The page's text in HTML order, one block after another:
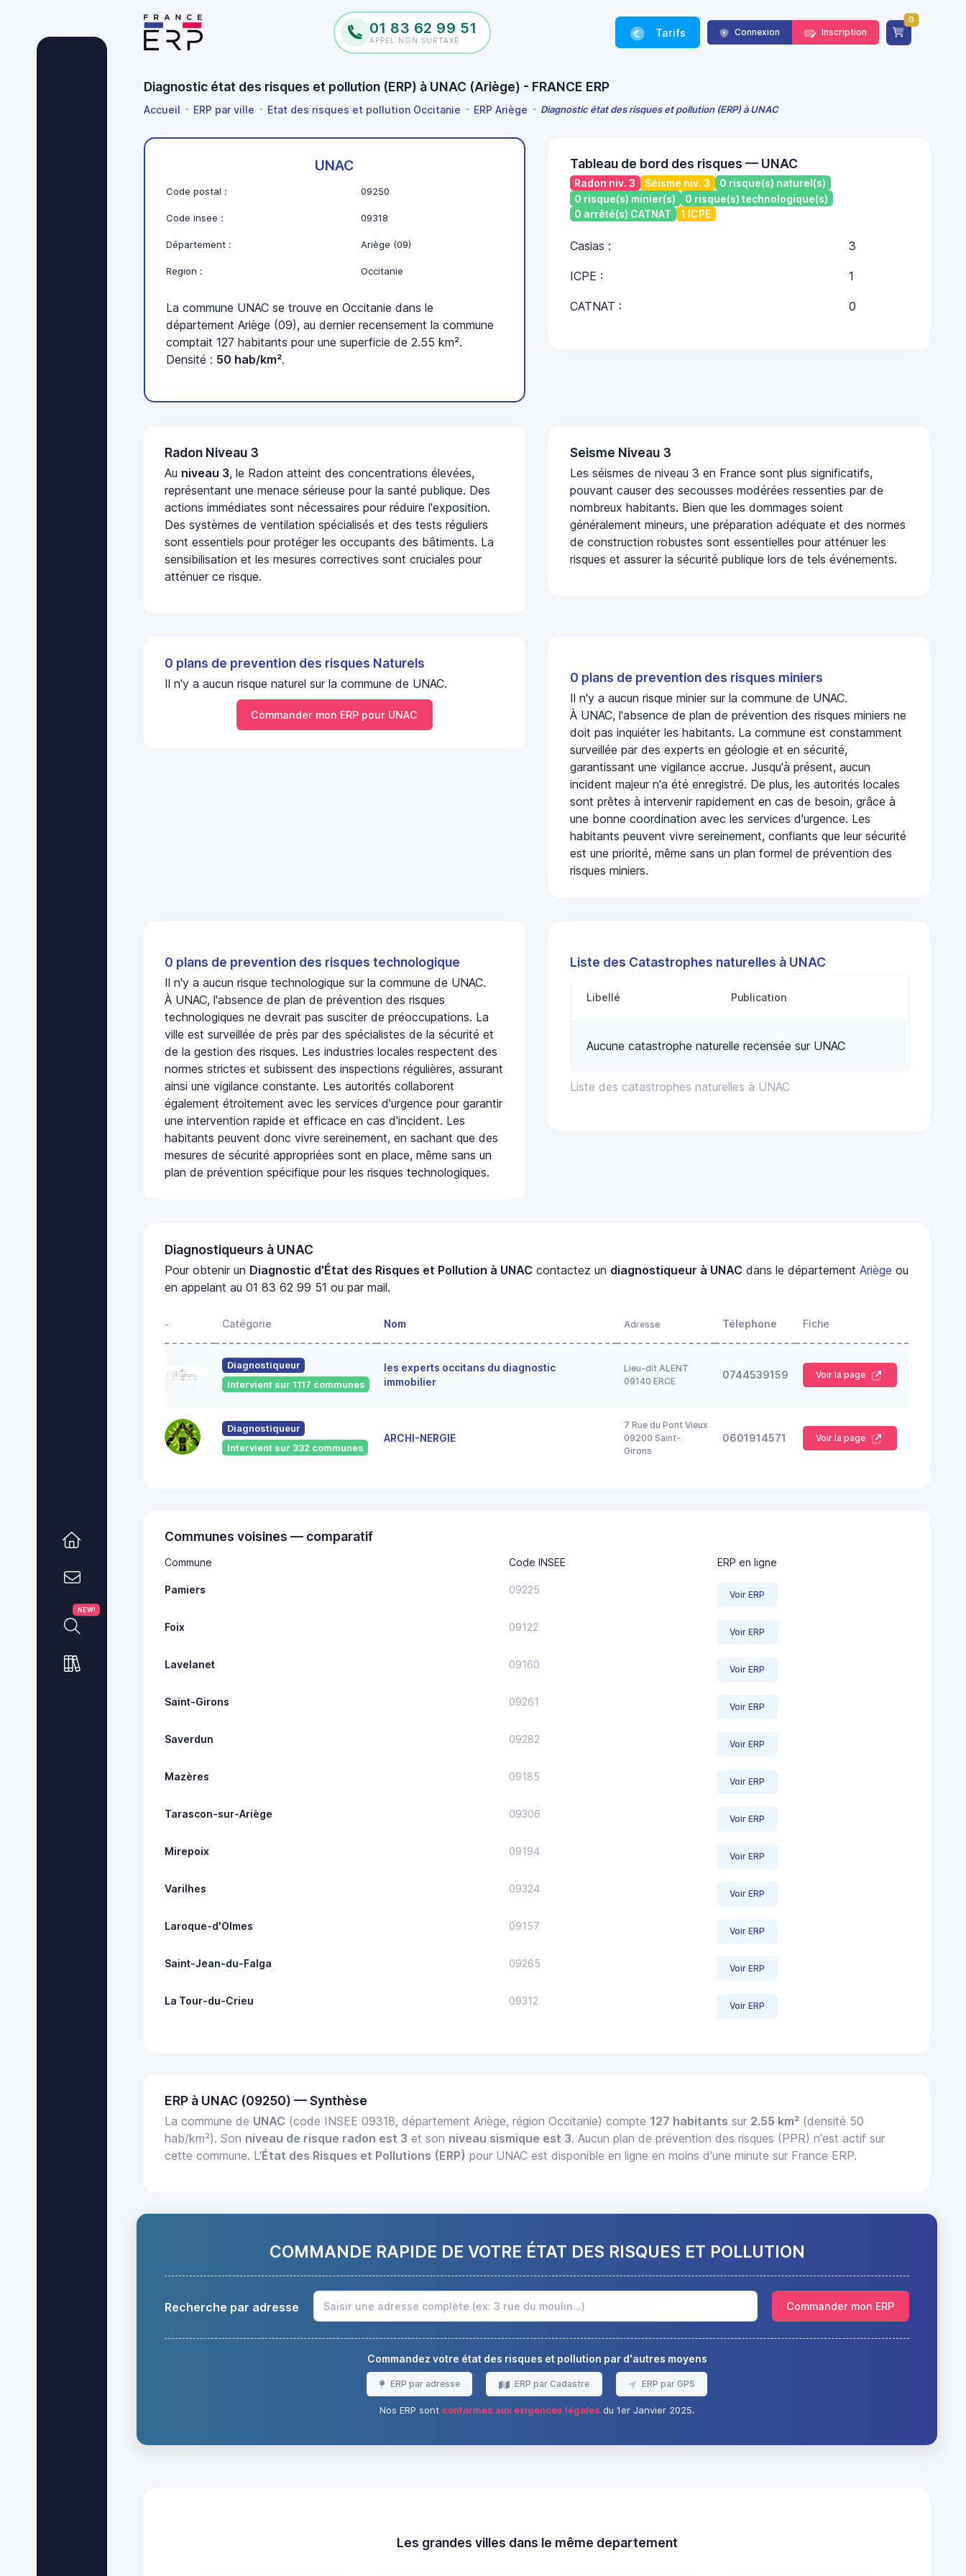
01 83 62 99 51
APPEL NON SURTAXÉ
Tarifs Connexion Inscription
0
Diagnostic état des risques et pollution (ERP) à UNAC (Ariège) - FRANCE ERP
Accueil ERP par ville Etat des risques et pollution Occitanie ERP Ariège Diagnostic état des risques et pollution (ERP) à UNAC
NEW!
UNAC
Code postal : 09250
Code insee : 09318
Département : Ariège (09)
Region : Occitanie
La commune UNAC se trouve en Occitanie dans le
département Ariège (09), au dernier recensement la commune
comptait 127 habitants pour une superficie de 2.55 km².
Densité : 50 hab/km².
Tableau de bord des risques — UNAC
Radon niv. 3 Séisme niv. 3
0 risque(s) naturel(s)
0 risque(s) minier(s)
0 risque(s) technologique(s)
0 arrêté(s) CATNAT
1 ICPE
Casias : 3
ICPE : 1
CATNAT : 0
Radon Niveau 3
Au niveau 3, le Radon atteint des concentrations élevées,
représentant une menace sérieuse pour la santé publique. Des
actions immédiates sont nécessaires pour réduire l'exposition.
Des systèmes de ventilation spécialisés et des tests réguliers
sont essentiels pour protéger les occupants des bâtiments. La
sensibilisation et les mesures correctives sont cruciales pour
atténuer ce risque.
Seisme Niveau 3
Les séismes de niveau 3 en France sont plus significatifs,
pouvant causer des secousses modérées ressenties par de
nombreux habitants. Bien que les dommages soient
généralement mineurs, une préparation adéquate et des normes
de construction robustes sont essentielles pour atténuer les
risques et assurer la sécurité publique lors de tels événements.
0 plans de prevention des risques Naturels
Il n'y a aucun risque naturel sur la commune de UNAC.
Commander mon ERP pour UNAC
0 plans de prevention des risques miniers
Il n'y a aucun risque minier sur la commune de UNAC.
À UNAC, l'absence de plan de prévention des risques miniers ne
doit pas inquiéter les habitants. La commune est constamment
surveillée par des experts en géologie et en sécurité,
garantissant une vigilance accrue. Jusqu'à présent, aucun
incident majeur n'a été enregistré. De plus, les autorités locales
sont prêtes à intervenir rapidement en cas de besoin, grâce à
une bonne coordination avec les services d'urgence. Les
habitants peuvent vivre sereinement, confiants que leur sécurité
est une priorité, même sans un plan formel de prévention des
risques miniers.
0 plans de prevention des risques technologique
Il n'y a aucun risque technologique sur la commune de UNAC.
À UNAC, l'absence de plan de prévention des risques
technologiques ne devrait pas susciter de préoccupations. La
ville est surveillée de près par des spécialistes de la sécurité et
de la gestion des risques. Les industries locales respectent des
normes strictes et subissent des inspections régulières, assurant
ainsi une vigilance constante. Les autorités collaborent
également étroitement avec les services d'urgence pour garantir
une intervention rapide et efficace en cas d'incident. Les
habitants peuvent donc vivre sereinement, en sachant que des
mesures de sécurité appropriées sont en place, même sans un
plan de prévention spécifique pour les risques technologiques.
Liste des Catastrophes naturelles à UNAC
Liste des catastrophes naturelles à UNAC
Libellé Publication
Aucune catastrophe naturelle recensée sur UNAC
Diagnostiqueurs à UNAC
Pour obtenir un Diagnostic d'État des Risques et Pollution à UNAC contactez un diagnostiqueur à UNAC dans le départementAriège ou
en appelant au 01 83 62 99 51 ou par mail.
- Catégorie Nom Adresse Télephone Fiche
Diagnostiqueur
Intervient sur 1117 communes
les experts occitans du diagnostic
immobilier
Lieu-dit ALENT
09140 ERCE
0744539159 Voir la page
Diagnostiqueur
Intervient sur 332 communes
ARCHI-NERGIE
7 Rue du Pont Vieux
09200 Saint-
Girons
0601914571 Voir la page
Communes voisines — comparatif
Commune Code INSEE ERP en ligne
Pamiers 09225 Voir ERP
Foix 09122 Voir ERP
Lavelanet 09160 Voir ERP
Saint-Girons 09261 Voir ERP
Saverdun 09282 Voir ERP
Mazères 09185 Voir ERP
Tarascon-sur-Ariège 09306 Voir ERP
Mirepoix 09194 Voir ERP
Varilhes 09324 Voir ERP
Laroque-d'Olmes 09157 Voir ERP
Saint-Jean-du-Falga 09265 Voir ERP
La Tour-du-Crieu 09312 Voir ERP
ERP à UNAC (09250) — Synthèse
La commune de UNAC (code INSEE 09318, département Ariège, région Occitanie) compte 127 habitants sur 2.55 km² (densité 50
hab/km²). Son niveau de risque radon est 3 et son niveau sismique est 3. Aucun plan de prévention des risques (PPR) n'est actif sur
cette commune. L'État des Risques et Pollutions (ERP) pour UNAC est disponible en ligne en moins d'une minute sur France ERP.
COMMANDE RAPIDE DE VOTRE ÉTAT DES RISQUES ET POLLUTION
Recherche par adresse Commander mon ERP
Commandez votre état des risques et pollution par d'autres moyens
ERP par adresse ERP par Cadastre ERP par GPS
Nos ERP sont conformes aux exigences légales du 1er Janvier 2025.
Les grandes villes dans le même departement